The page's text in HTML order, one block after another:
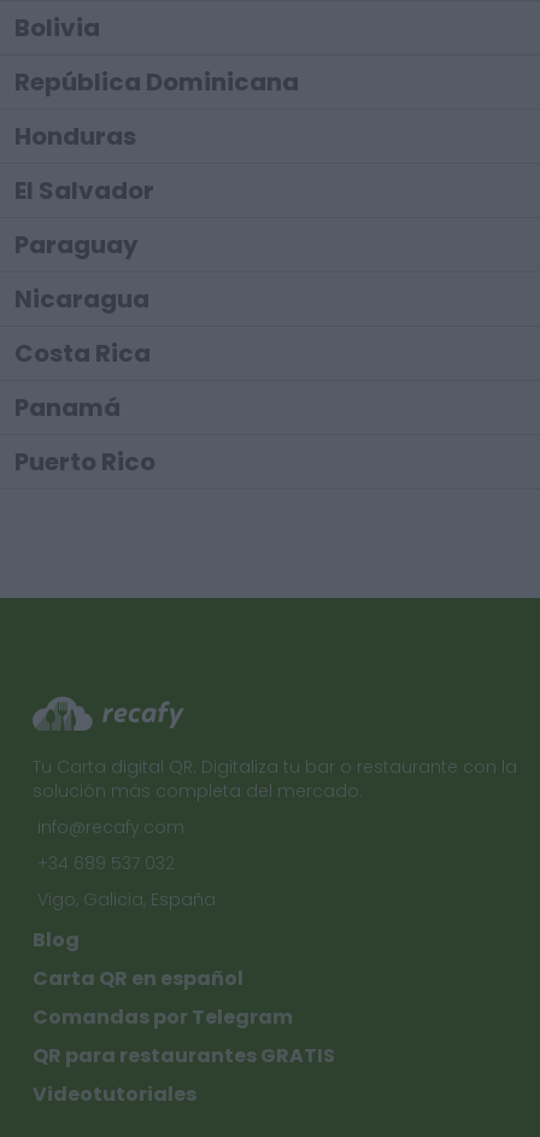
Bolivia
República Dominicana
Honduras
El Salvador
Paraguay
Nicaragua
Costa Rica
Panamá
Puerto Rico
Tu Carta digital QR. Digitaliza tu bar o restaurante con la
solución más completa del mercado.
info@recafy.com
+34 689 537 032
Vigo, Galicia, España
Blog
Carta QR en español
Comandas por Telegram
QR para restaurantes GRATIS
Videotutoriales